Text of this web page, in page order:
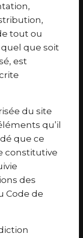
tout ou
que soit
est
du site
qu’il
que ce
constitutive
des
Code de